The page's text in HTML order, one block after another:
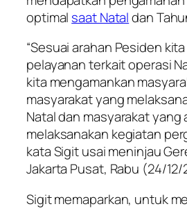
optimal saat Nataldan
“Sesuai arahan Pesiden
pelayanan terkait operasi
kita mengamankan
masyarakat yang
Natal dan masyarakat yang
melaksanakan kegiatan
kata Sigit usai meninjau
Jakarta Pusat, Rabu (24/
Sigit memaparkan, untuk